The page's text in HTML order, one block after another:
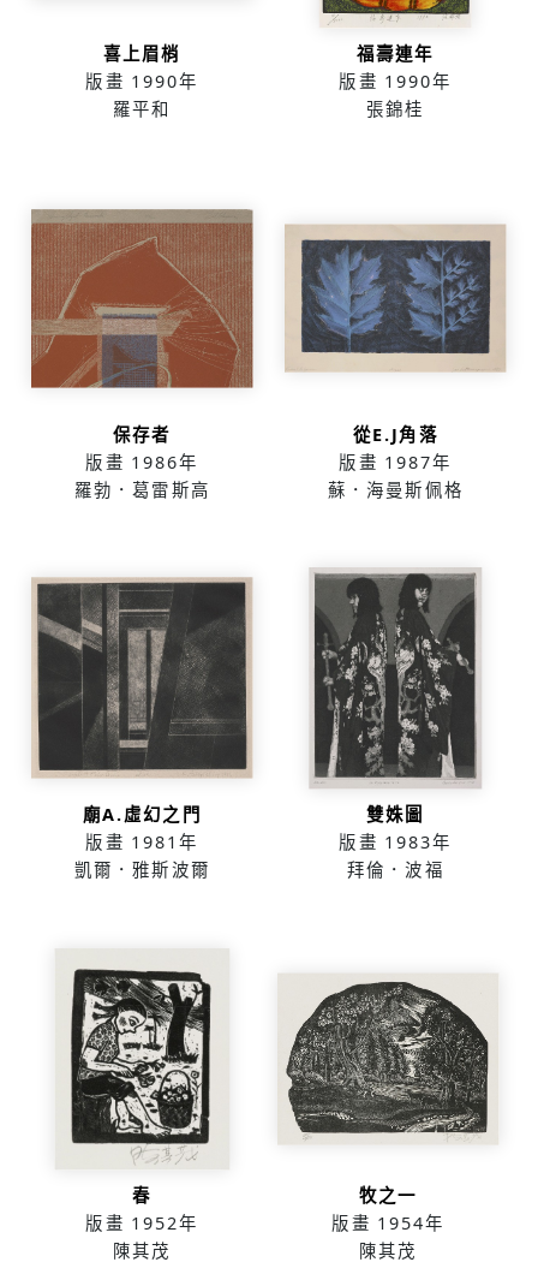
喜上眉梢
版畫 1990年
羅平和
福壽連年
版畫 1990年
張錦桂
保存者
版畫 1986年
羅勃．葛雷斯高
從E.J角落
版畫 1987年
蘇．海曼斯佩格
廟A.虛幻之門
版畫 1981年
凱爾．雅斯波爾
雙姝圖
版畫 1983年
拜倫．波福
春
版畫 1952年
陳其茂
牧之一
版畫 1954年
陳其茂